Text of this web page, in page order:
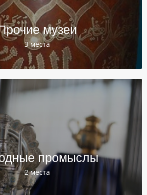
музеи
3 места
промыслы
2 места